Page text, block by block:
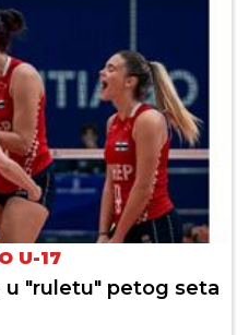
U-17
u "ruletu" petog seta